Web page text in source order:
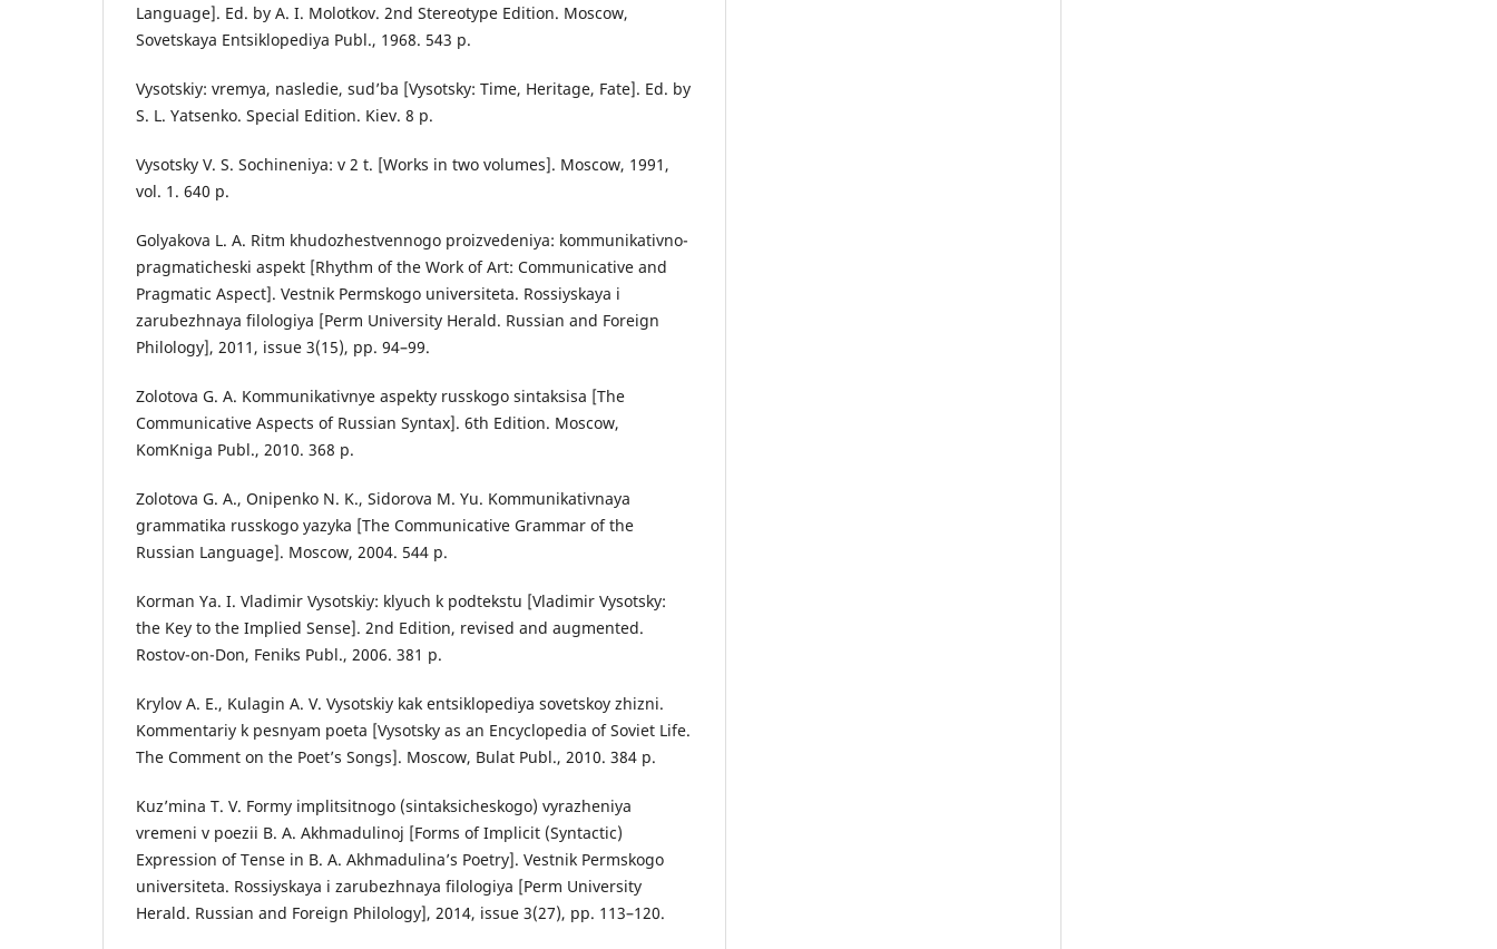
Language]. Ed. by A. I. Molotkov. 2nd Stereotype Edition. Moscow,
Sovetskaya Entsiklopediya Publ., 1968. 543 p.
Vysotskiy: vremya, nasledie, sud’ba [Vysotsky: Time, Heritage, Fate]. Ed. by
S. L. Yatsenko. Special Edition. Kiev. 8 p.
Vysotsky V. S. Sochineniya: v 2 t. [Works in two volumes]. Moscow, 1991,
vol. 1. 640 p.
Golyakova L. A. Ritm khudozhestvennogo proizvedeniya: kommunikativno-
pragmaticheski aspekt [Rhythm of the Work of Art: Communicative and
Pragmatic Aspect]. Vestnik Permskogo universiteta. Rossiyskaya i
zarubezhnaya filologiya [Perm University Herald. Russian and Foreign
Philology], 2011, issue 3(15), pp. 94–99.
Zolotova G. A. Kommunikativnye aspekty russkogo sintaksisa [The
Communicative Aspects of Russian Syntax]. 6th Edition. Moscow,
KomKniga Publ., 2010. 368 p.
Zolotova G. A., Onipenko N. K., Sidorova M. Yu. Kommunikativnaya
grammatika russkogo yazyka [The Communicative Grammar of the
Russian Language]. Moscow, 2004. 544 p.
Korman Ya. I. Vladimir Vysotskiy: klyuch k podtekstu [Vladimir Vysotsky:
the Key to the Implied Sense]. 2nd Edition, revised and augmented.
Rostov-on-Don, Feniks Publ., 2006. 381 p.
Krylov A. E., Kulagin A. V. Vysotskiy kak entsiklopediya sovetskoy zhizni.
Kommentariy k pesnyam poeta [Vysotsky as an Encyclopedia of Soviet Life.
The Comment on the Poet’s Songs]. Moscow, Bulat Publ., 2010. 384 p.
Kuz’mina T. V. Formy implitsitnogo (sintaksicheskogo) vyrazheniya
vremeni v poezii B. A. Akhmadulinoj [Forms of Implicit (Syntactic)
Expression of Tense in B. A. Akhmadulina’s Poetry]. Vestnik Permskogo
universiteta. Rossiyskaya i zarubezhnaya filologiya [Perm University
Herald. Russian and Foreign Philology], 2014, issue 3(27), pp. 113–120.